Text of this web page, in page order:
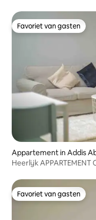
Favoriet van gasten
Favoriet van gasten
Appartement in Addis
Heerlijk
Favoriet van gasten
Favoriet van gasten